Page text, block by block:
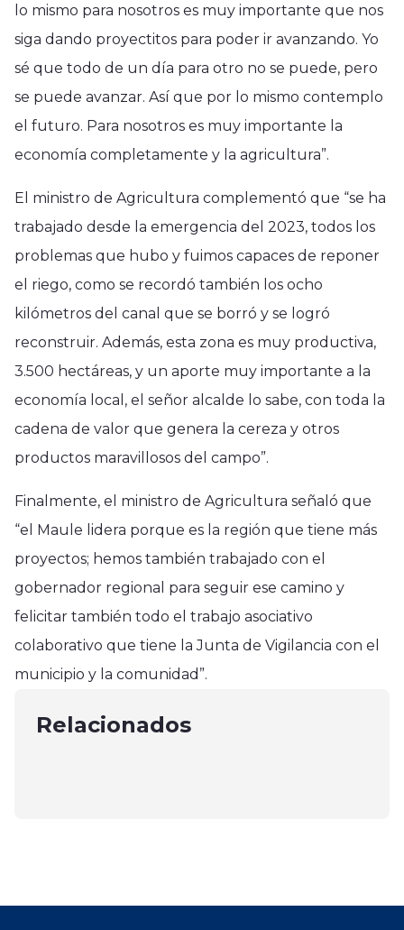
lo mismo para nosotros es muy importante que nos
siga dando proyectitos para poder ir avanzando. Yo
sé que todo de un día para otro no se puede, pero
se puede avanzar. Así que por lo mismo contemplo
el futuro. Para nosotros es muy importante la
economía completamente y la agricultura”.
El ministro de Agricultura complementó que “se ha
trabajado desde la emergencia del 2023, todos los
problemas que hubo y fuimos capaces de reponer
el riego, como se recordó también los ocho
kilómetros del canal que se borró y se logró
reconstruir. Además, esta zona es muy productiva,
3.500 hectáreas, y un aporte muy importante a la
economía local, el señor alcalde lo sabe, con toda la
cadena de valor que genera la cereza y otros
productos maravillosos del campo”.
Finalmente, el ministro de Agricultura señaló que
“el Maule lidera porque es la región que tiene más
proyectos; hemos también trabajado con el
gobernador regional para seguir ese camino y
felicitar también todo el trabajo asociativo
colaborativo que tiene la Junta de Vigilancia con el
municipio y la comunidad”.
Relacionados
Curicó
Conseguir calidad homogénea y
mayores calibres: claves para
julio 13, 2025
Licantén
cabañas en Licantén
Sismo despertó a la zona central